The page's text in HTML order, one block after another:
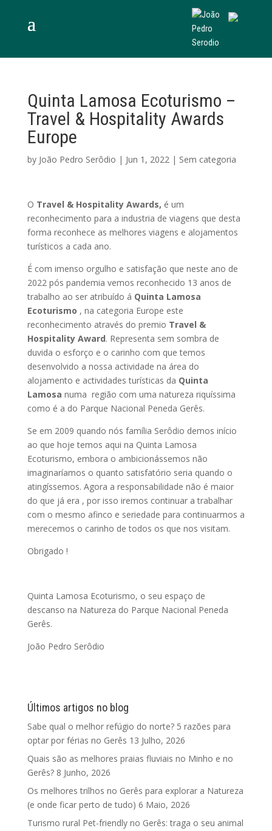
Quinta Lamosa Ecoturismo –
Travel & Hospitality Awards
Europe
by João Pedro Serôdio | Jun 1, 2022| Sem categoria
O Travel & Hospitality Awards, é um
reconhecimento para a industria de viagens que desta
forma reconhece as melhores viagens e alojamentos
turísticos a cada ano.
É com imenso orgulho e satisfação que neste ano de
2022 pós pandemia vemos reconhecido 13 anos de
trabalho ao ser atribuído á Quinta Lamosa
Ecoturismo , na categoria Europe este
reconhecimento através do premio Travel &
Hospitality Award. Representa sem sombra de
duvida o esforço e o carinho com que temos
desenvolvido a nossa actividade na área do
alojamento e actividades turísticas da Quinta
Lamosa numa região com uma natureza riquíssima
como é a do Parque Nacional Peneda Gerês.
Se em 2009 quando nós família Serôdio demos início
ao que hoje temos aqui na Quinta Lamosa
Ecoturismo, embora o ambicionássemos não
imaginaríamos o quanto satisfatório seria quando o
atingíssemos. Agora a responsabilidade não é maior
do que já era , por isso iremos continuar a trabalhar
com o mesmo afinco e seriedade para continuarmos a
merecemos o carinho de todos os que nos visitam.
Obrigado !
Quinta Lamosa Ecoturismo, o seu espaço de
descanso na Natureza do Parque Nacional Peneda
Gerês.
João Pedro Serôdio
Últimos artigos no blog
Sabe qual o melhor refúgio do norte? 5 razões para
optar por férias no Gerês 13 Julho, 2026
Quais são as melhores praias fluviais no Minho e no
Gerês? 8 Junho, 2026
Os melhores trilhos no Gerês para explorar a Natureza
(e onde ficar perto de tudo) 6 Maio, 2026
Turismo rural Pet-friendly no Gerês: traga o seu animal